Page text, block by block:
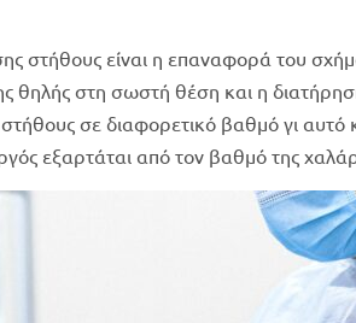
στήθους είναι η επαναφορά του
θηλής στη σωστή θέση και η
σε διαφορετικό βαθμό γι αυτό
εξαρτάται από τον βαθμό της